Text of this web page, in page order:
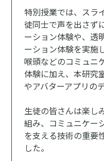
特別授業では、スラ
徒同士で声を出さず
ーション体験や、透
ーション体験を実施
喉頭などのコミュニ
体験に加え、本研究
やアバターアプリの
生徒の皆さんは楽し
組み、コミュニケー
を支える技術の重要
した。